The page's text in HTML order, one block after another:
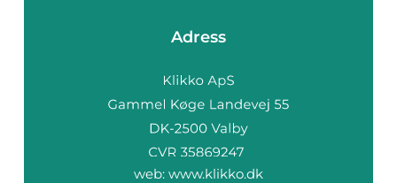
Adress
web: www.klikko.dk